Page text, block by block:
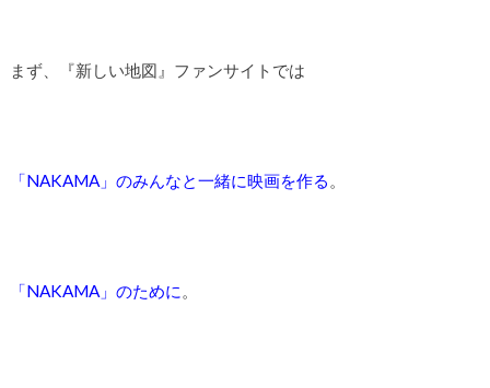
まず、『新しい地図』ファンサイトでは
「NAKAMA」のみんなと一緒に映画を作る 。
「NAKAMA」のために 。